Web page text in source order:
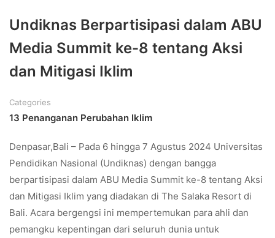
Undiknas Berpartisipasi dalam ABU
Media Summit ke-8 tentang Aksi
dan Mitigasi Iklim
Categories
13 Penanganan Perubahan Iklim
Denpasar,Bali – Pada 6 hingga 7 Agustus 2024 Universitas
Pendidikan Nasional (Undiknas) dengan bangga
berpartisipasi dalam ABU Media Summit ke-8 tentang Aksi
dan Mitigasi Iklim yang diadakan di The Salaka Resort di
Bali. Acara bergengsi ini mempertemukan para ahli dan
pemangku kepentingan dari seluruh dunia untuk